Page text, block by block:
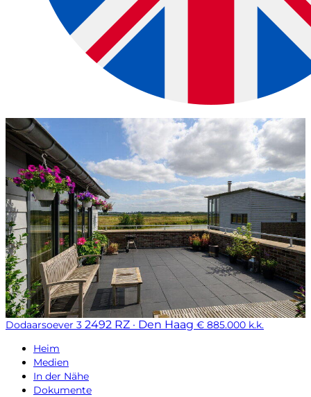
Dodaarsoever 3 2492 RZ · Den Haag € 885.000 k.k.
Heim
Medien
In der Nähe
Dokumente